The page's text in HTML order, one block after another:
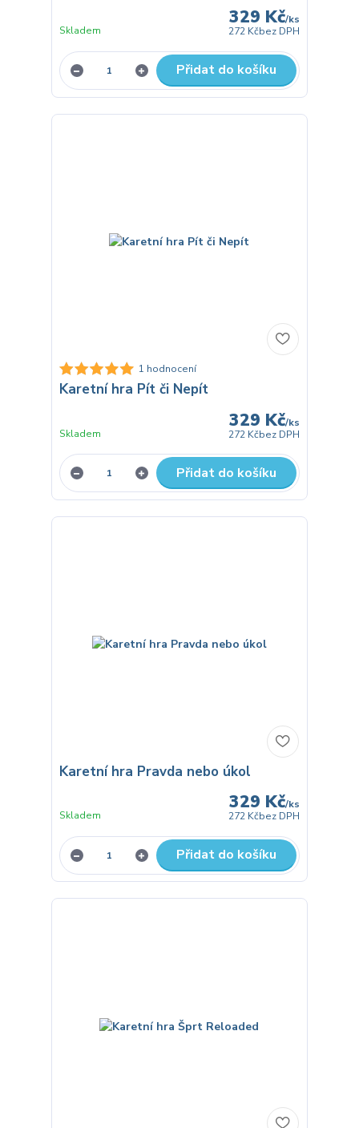
329 Kč/ks
272 Kčbez DPH
Skladem
Přidat do košíku
1 hodnocení
Karetní hra Pít či Nepít
329 Kč/ks
272 Kčbez DPH
Skladem
Přidat do košíku
Karetní hra Pravda nebo úkol
329 Kč/ks
272 Kčbez DPH
Skladem
Přidat do košíku